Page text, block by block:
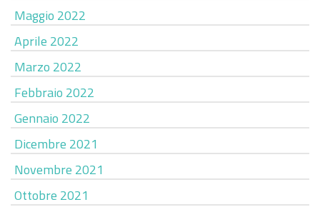
Maggio 2022
Aprile 2022
Marzo 2022
Febbraio 2022
Gennaio 2022
Dicembre 2021
Novembre 2021
Ottobre 2021